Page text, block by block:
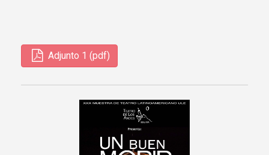
Adjunto 1 (pdf)